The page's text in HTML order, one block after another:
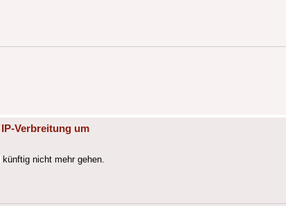
Verbreitung um
nicht mehr gehen.